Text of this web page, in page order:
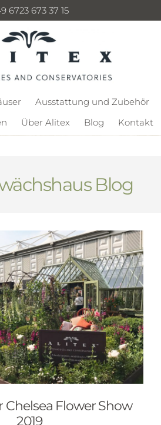
6723 673 37 15
Ausstattung und Zubehör
Über Alitex Blog Kontakt
Blog
Chelsea Flower Show
2019